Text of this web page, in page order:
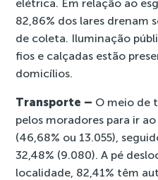
elétrica. Em relação ao
82,86% dos lares drenam
de coleta. Iluminação
fios e calçadas estão
domicílios.
Transporte – O meio de
pelos moradores para ir
(46,68% ou 13.055),
32,48% (9.080). A pé
localidade, 82,41% têm